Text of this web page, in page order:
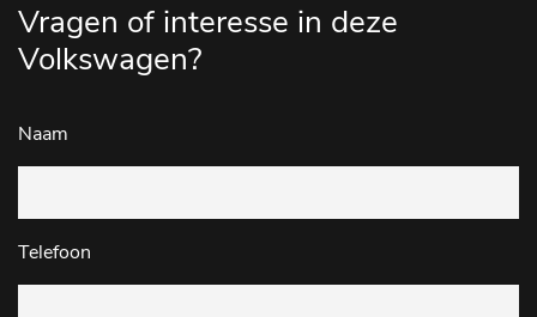
Vragen of interesse in deze
Volkswagen?
Naam
Telefoon